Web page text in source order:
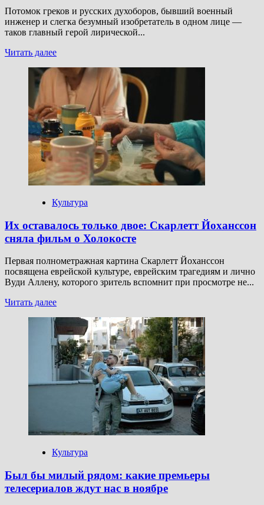
Потомок греков и русских духоборов, бывший военный
инженер и слегка безумный изобретатель в одном лице —
таков главный герой лирической...
Читать далееПрочитать
о
«Наша
картина
населена
чудаками»
Культура
Их оставалось только двое: Скарлетт Йоханссон
сняла фильм о Холокосте
Первая полнометражная картина Скарлетт Йоханссон
посвящена еврейской культуре, еврейским трагедиям и лично
Вуди Аллену, которого зритель вспомнит при просмотре не...
Читать далееПрочитать
Их
оставалось
только
двое:
Скарлетт
Йоханссон
Холокосте
Культура
Был бы милый рядом: какие премьеры
телесериалов ждут нас в ноябре